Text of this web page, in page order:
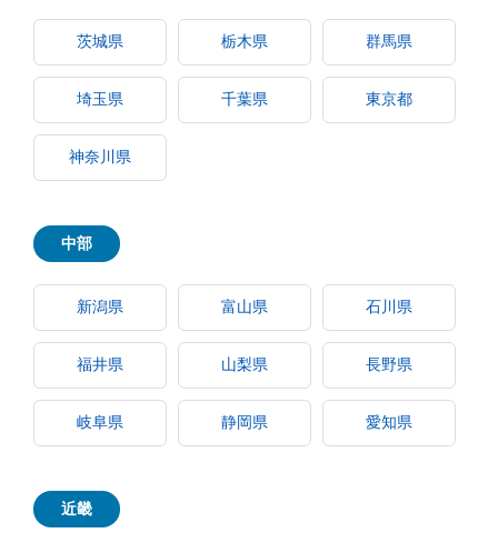
茨城県 栃木県 群馬県
埼玉県 千葉県 東京都
神奈川県
中部
新潟県 富山県 石川県
福井県 山梨県 長野県
岐阜県 静岡県 愛知県
近畿